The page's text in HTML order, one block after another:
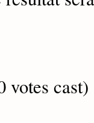
votes cast)